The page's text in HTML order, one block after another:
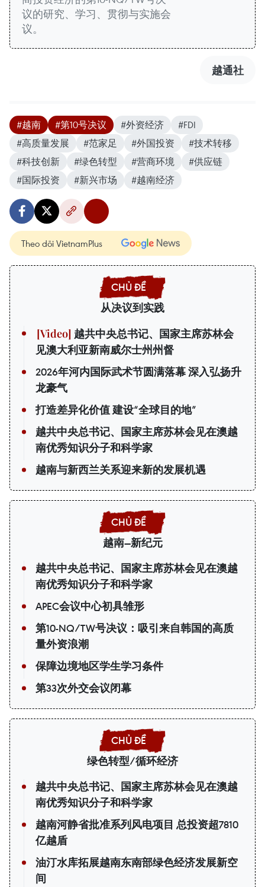
议的研究、学习、贯彻与实施会
议。
越通社
#越南 #第10号决议 #外资经济
#FDI
#高质量发展
#范家足 #外国投资
#技术转移
#科技创新
#绿色转型 #营商环境
#供应链
#国际投资
#新兴市场 #越南经济
Theo dõi VietnamPlus
从决议到实践
越共中央总书记、国家主席苏林会
见澳大利亚新南威尔士州州督
2026年河内国际武术节圆满落幕 深入弘扬升
龙豪气
打造差异化价值 建设“全球目的地”
越共中央总书记、国家主席苏林会见在澳越
南优秀知识分子和科学家
越南与新西兰关系迎来新的发展机遇
越南—新纪元
越共中央总书记、国家主席苏林会见在澳越
南优秀知识分子和科学家
APEC会议中心初具雏形
第10-NQ/TW号决议：吸引来自韩国的高质
量外资浪潮
保障边境地区学生学习条件
第33次外交会议闭幕
绿色转型/循环经济
越共中央总书记、国家主席苏林会见在澳越
南优秀知识分子和科学家
越南河静省批准系列风电项目 总投资超7810
亿越盾
油汀水库拓展越南东南部绿色经济发展新空
间